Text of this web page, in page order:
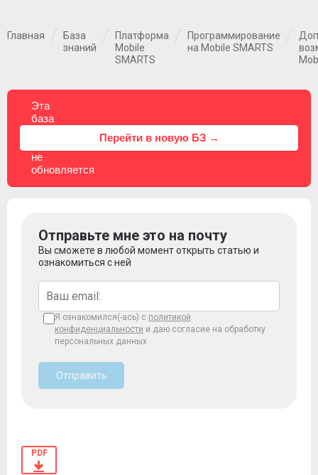
Главная
База
знаний
Платформа
Mobile
SMARTS
Программирование
на Mobile SMARTS
Эта
база
не
обновляется
Перейти в новую БЗ →
Отправьте мне это на почту
Вы сможете в любой момент открыть статью и
ознакомиться с ней
Я ознакомился(-ась) с политикой
конфиденциальности и даю согласие на обработку
персональных данных
Отправить
PDF